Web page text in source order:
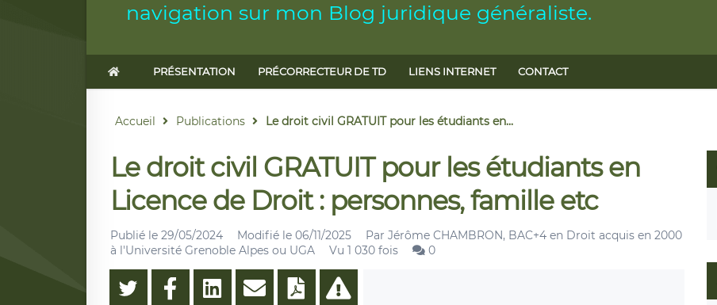
navigation sur mon Blog juridique généraliste.
PRÉSENTATION PRÉCORRECTEUR DE TD LIENS INTERNET CONTACT
Accueil Publications Le droit civil GRATUIT pour les étudiants en...
Le droit civil GRATUIT pour les étudiants en
Licence de Droit : personnes, famille etc
Publié le 29/05/2024 Modifié le 06/11/2025 Par Jérôme CHAMBRON, BAC+4 en Droit acquis en 2000
à l'Université Grenoble Alpes ou UGA
Vu 1 030 fois 0